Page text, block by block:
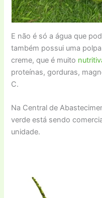
E não é só a água que
também possui uma
creme, que é muito
proteínas, gorduras,
C.
Na Central de
verde está sendo
unidade.